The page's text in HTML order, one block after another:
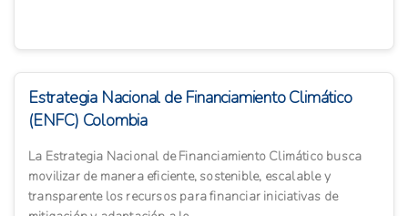
Estrategia Nacional de Financiamiento Climático
(ENFC) Colombia
La Estrategia Nacional de Financiamiento Climático busca
movilizar de manera eficiente, sostenible, escalable y
transparente los recursos para financiar iniciativas de